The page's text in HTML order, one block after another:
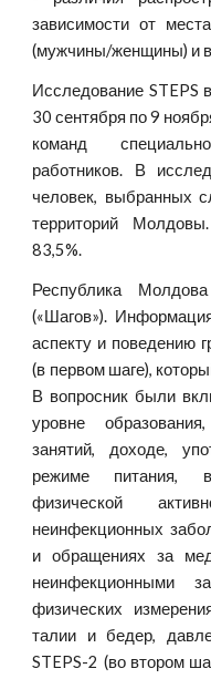
зависимости от
(мужчины/женщины) и
Исследование STEPS
30 сентября по 9
команд
работников. В
человек, выбранных
территорий
83,5%.
Республика
(«Шагов»).
аспекту и поведению
(в первом шаге),
В вопросник были
уровне
занятий, доходе,
режиме питания,
физической
неинфекционных
и обращениях за
неинфекционными
физических
талии и бедер,
STEPS-2 (во втором